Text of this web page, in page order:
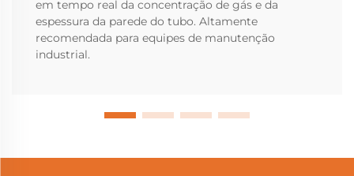
em tempo real da concentração de gás e da
espessura da parede do tubo. Altamente
recomendada para equipes de manutenção
industrial.